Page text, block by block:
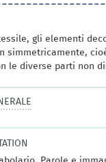
gli elementi
simmetricamente,
le diverse parti non